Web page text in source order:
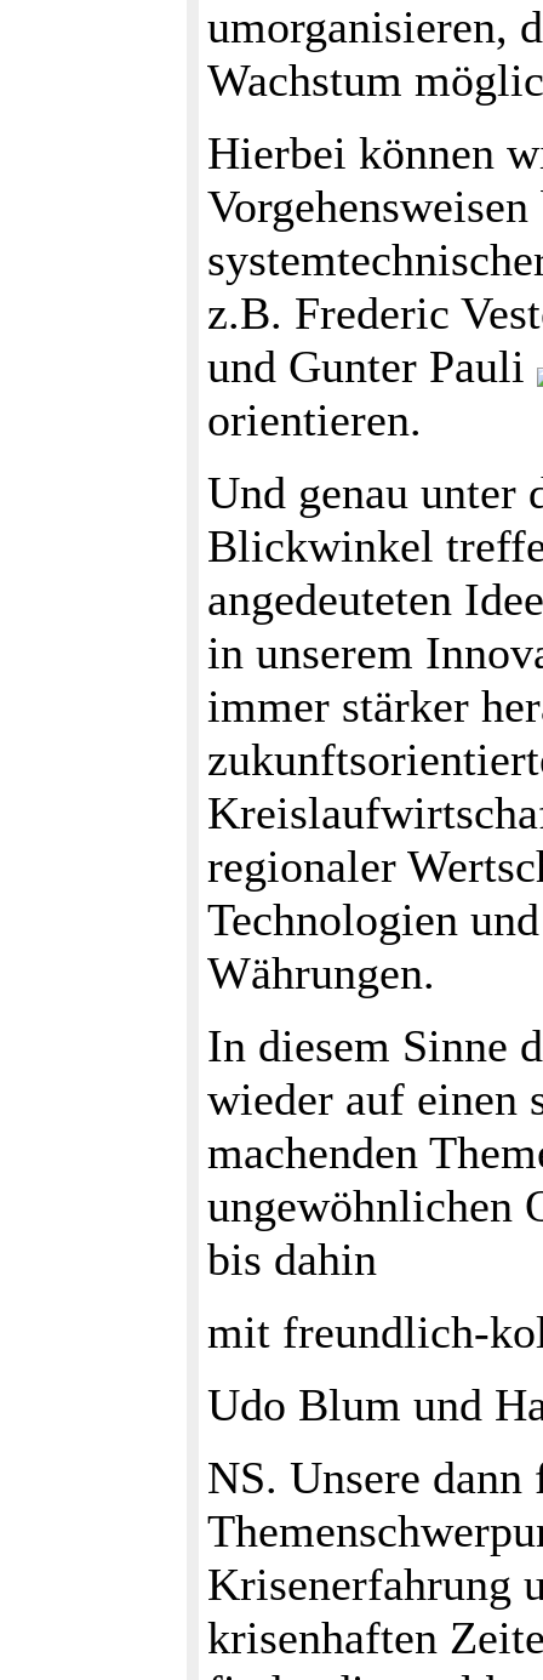
umorganisieren,
Wachstum
Hierbei können
z.B. Frederic
und Gunter Pauli
orientieren.
Und genau unter
Blickwinkel
angedeuteten
in unserem
immer stärker
regionaler
Technologien
Währungen.
In diesem Sinne
wieder auf einen
machenden
ungewöhnlichen
bis dahin
mit freundlich-
Udo Blum und
NS. Unsere
Krisenerfahrung
krisenhaften